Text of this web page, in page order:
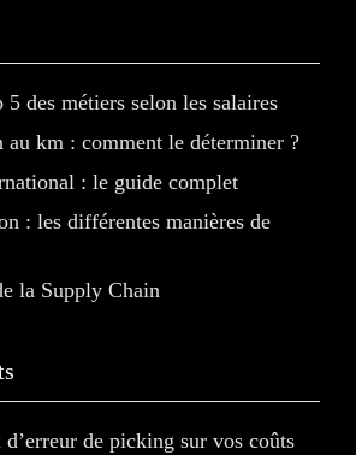
des métiers selon les salaires
km : comment le déterminer ?
: le guide complet
: les différentes manières de
la Supply Chain
de picking sur vos coûts